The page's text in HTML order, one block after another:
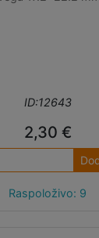
ID:12643
2,30 €
Raspoloživo: 9